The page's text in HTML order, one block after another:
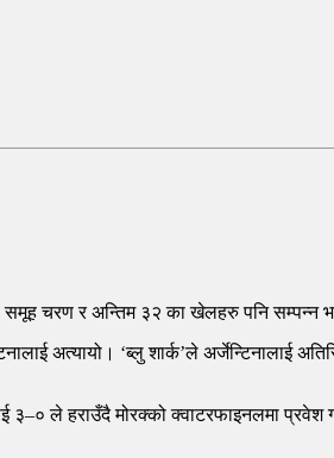
समूह चरण र अन्तिम ३२ का खेलहरु पनि
अत्यायो। ‘ब्लु शार्क’ले अर्जेन्टिनालाई
ले हराउँदै मोरक्को क्वाटरफाइनलमा प्रवेश